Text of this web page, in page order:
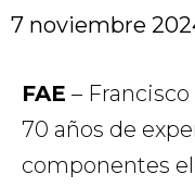
7 noviembre
FAE –
70 años de
componentes